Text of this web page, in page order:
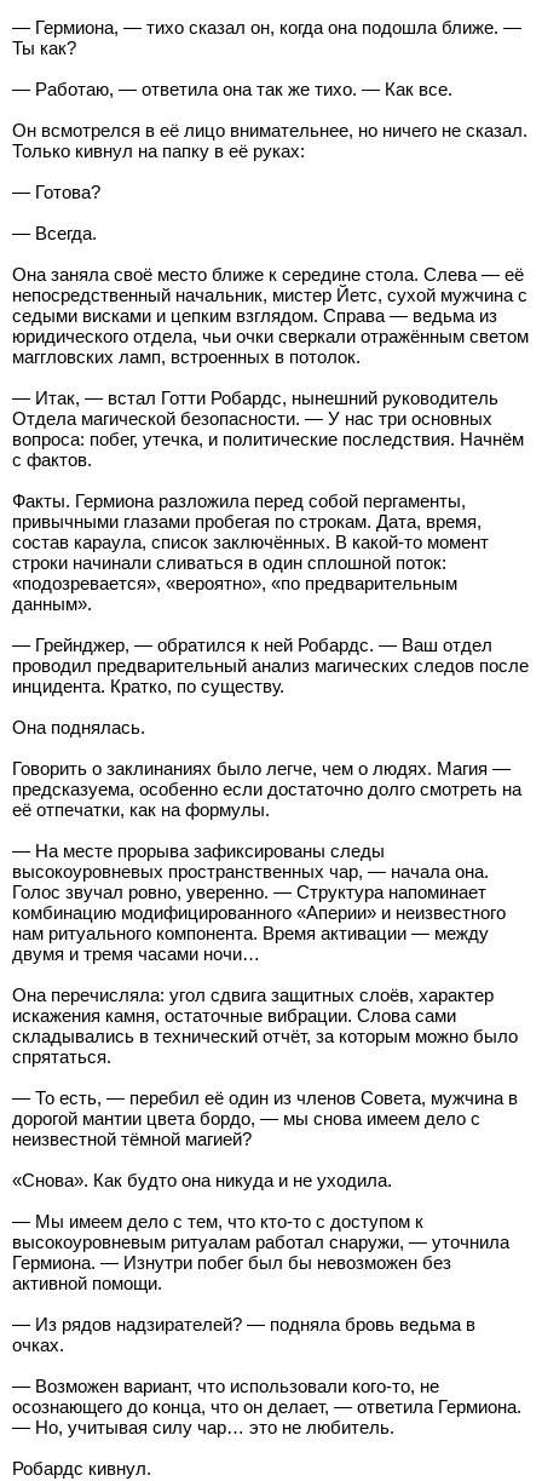
— Гермиона, — тихо сказал он, когда она подошла ближе. —
Ты как?
— Работаю, — ответила она так же тихо. — Как все.
Он всмотрелся в её лицо внимательнее, но ничего не сказал.
Только кивнул на папку в её руках:
— Готова?
— Всегда.
Она заняла своё место ближе к середине стола. Слева — её
непосредственный начальник, мистер Йетс, сухой мужчина с
седыми висками и цепким взглядом. Справа — ведьма из
юридического отдела, чьи очки сверкали отражённым светом
маггловских ламп, встроенных в потолок.
— Итак, — встал Готти Робардс, нынешний руководитель
Отдела магической безопасности. — У нас три основных
вопроса: побег, утечка, и политические последствия. Начнём
с фактов.
Факты. Гермиона разложила перед собой пергаменты,
привычными глазами пробегая по строкам. Дата, время,
состав караула, список заключённых. В какой-то момент
строки начинали сливаться в один сплошной поток:
«подозревается», «вероятно», «по предварительным
данным».
— Грейнджер, — обратился к ней Робардс. — Ваш отдел
проводил предварительный анализ магических следов после
инцидента. Кратко, по существу.
Она поднялась.
Говорить о заклинаниях было легче, чем о людях. Магия —
предсказуема, особенно если достаточно долго смотреть на
её отпечатки, как на формулы.
— На месте прорыва зафиксированы следы
высокоуровневых пространственных чар, — начала она.
Голос звучал ровно, уверенно. — Структура напоминает
комбинацию модифицированного «Аперии» и неизвестного
нам ритуального компонента. Время активации — между
двумя и тремя часами ночи…
Она перечисляла: угол сдвига защитных слоёв, характер
искажения камня, остаточные вибрации. Слова сами
складывались в технический отчёт, за которым можно было
спрятаться.
— То есть, — перебил её один из членов Совета, мужчина в
дорогой мантии цвета бордо, — мы снова имеем дело с
неизвестной тёмной магией?
«Снова». Как будто она никуда и не уходила.
— Мы имеем дело с тем, что кто-то с доступом к
высокоуровневым ритуалам работал снаружи, — уточнила
Гермиона. — Изнутри побег был бы невозможен без
активной помощи.
— Из рядов надзирателей? — подняла бровь ведьма в
очках.
— Возможен вариант, что использовали кого-то, не
осознающего до конца, что он делает, — ответила Гермиона.
— Но, учитывая силу чар… это не любитель.
Робардс кивнул.